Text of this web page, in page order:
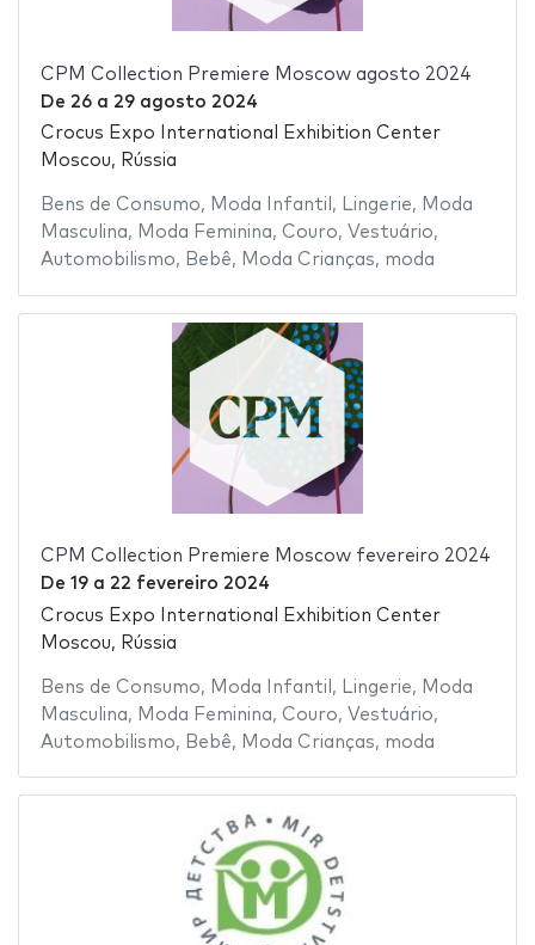
CPM Collection Premiere Moscow agosto 2024
De 26a 29 agosto 2024
Crocus Expo International Exhibition Center
Moscou, Rússia
Bens de Consumo, Moda Infantil , Lingerie, Moda
Masculina, Moda Feminina, Couro, Vestuário,
Automobilismo, Bebê, Moda Crianças, moda
CPM Collection Premiere Moscow fevereiro 2024
De 19a 22 fevereiro 2024
Crocus Expo International Exhibition Center
Moscou, Rússia
Bens de Consumo, Moda Infantil , Lingerie, Moda
Masculina, Moda Feminina, Couro, Vestuário,
Automobilismo, Bebê, Moda Crianças, moda